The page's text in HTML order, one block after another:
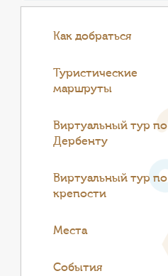
Как добраться
Туристические
маршруты
Виртуальный тур по
Дербенту
Виртуальный тур по
крепости
Места
События